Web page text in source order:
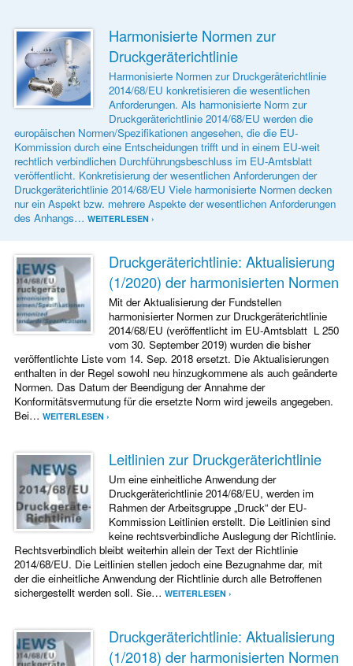
Harmonisierte Normen zur
Druckgeräterichtlinie
Harmonisierte Normen zur Druckgeräterichtlinie
2014/68/EU konkretisieren die wesentlichen
Anforderungen. Als harmonisierte Norm zur
Druckgeräterichtlinie 2014/68/EU werden die
europäischen Normen/Spezifikationen angesehen, die die EU-
Kommission durch eine Entscheidungen trifft und in einem EU-weit
rechtlich verbindlichen Durchführungsbeschluss im EU-Amtsblatt
veröffentlicht. Konkretisierung der wesentlichen Anforderungen der
Druckgeräterichtlinie 2014/68/EU Viele harmonisierte Normen decken
nur ein Aspekt bzw. mehrere Aspekte der wesentlichen Anforderungen
des Anhangs… WEITERLESEN ›
Druckgeräterichtlinie: Aktualisierung
(1/2020) der harmonisierten Normen
Mit der Aktualisierung der Fundstellen
harmonisierter Normen zur Druckgeräterichtlinie
2014/68/EU (veröffentlicht im EU-Amtsblatt L 250
vom 30. September 2019) wurden die bisher
veröffentlichte Liste vom 14. Sep. 2018 ersetzt. Die Aktualisierungen
enthalten in der Regel sowohl neu hinzugkommene als auch geänderte
Normen. Das Datum der Beendigung der Annahme der
Konformitätsvermutung für die ersetzte Norm wird jeweils angegeben.
Bei… WEITERLESEN ›
Leitlinien zur Druckgeräterichtlinie
Um eine einheitliche Anwendung der
Druckgeräterichtlinie 2014/68/EU, werden im
Rahmen der Arbeitsgruppe „Druck“ der EU-
Kommission Leitlinien erstellt. Die Leitlinien sind
keine rechtsverbindliche Auslegung der Richtlinie.
Rechtsverbindlich bleibt weiterhin allein der Text der Richtlinie
2014/68/EU. Die Leitlinien stellen jedoch eine Bezugnahme dar, mit
der die einheitliche Anwendung der Richtlinie durch alle Betroffenen
sichergestellt werden soll. Sie… WEITERLESEN ›
Druckgeräterichtlinie: Aktualisierung
(1/2018) der harmonisierten Normen